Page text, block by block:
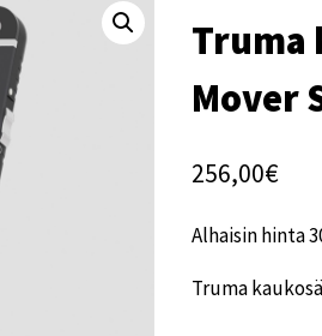
Truma
Mover
256,00€
Alhaisin hinta
Truma